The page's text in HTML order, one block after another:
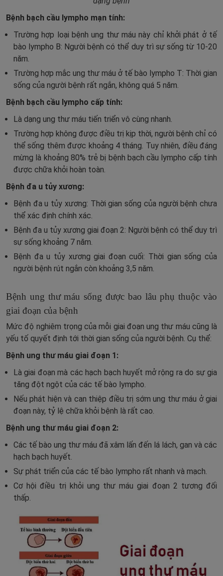
Bệnh bạch cầu lympho mạn tính:
Trường hợp loại bệnh ung thư máu này chỉ khởi phát ở tế
bào lympho B: Người bệnh có thể duy trì sự sống từ 10-20
năm.
Trường hợp mắc ung thư máu ở tế bào lympho T: Thời gian
sống của người bệnh rất ngắn, không quá 5 năm.
Bệnh bạch cầu lympho cấp tính:
Là dạng ung thư máu tiến triển vô cùng nhanh.
Trường hợp không được điều trị kịp thời, người bệnh chỉ có
thể sống thêm được khoảng 4 tháng. Tuy nhiên, điều đáng
mừng là khoảng 80% trẻ bị bệnh bạch cầu lympho cấp tính
được chữa khỏi hoàn toàn.
Bệnh đa u tủy xương:
Bệnh đa u tủy xương: Thời gian sống của người bệnh chưa
thể xác định chính xác.
Bệnh đa u tủy xương giai đoạn 2: Người bệnh có thể duy trì
sự sống khoảng 7 năm.
Bệnh đa u tủy xương giai đoạn cuối: Thời gian sống của
người bệnh rút ngắn còn khoảng 3,5 năm.
Bệnh ung thư máu sống được bao lâu phụ thuộc vào
giai đoạn của bệnh
Mức độ nghiêm trọng của mỗi giai đoạn ung thư máu cũng là
yếu tố quyết định tới thời gian sống của người bệnh. Cụ thể:
Bệnh ung thư máu giai đoạn 1:
Là giai đoạn mà các hạch bạch huyết mở rộng ra do sự gia
tăng đột ngột của các tế bào lympho.
Nếu phát hiện và can thiệp điều trị sớm ung thư máu ở giai
đoạn này, tỷ lệ chữa khỏi bệnh là rất cao.
Bệnh ung thư máu giai đoạn 2:
Các tế bào ung thư máu đã xâm lấn đến lá lách, gan và các
hạch bạch huyết.
Sự phát triển của các tế bào lympho rất nhanh và mạch.
Cơ hội điều trị khỏi ung thư máu giai đoạn 2 tương đối
thấp.